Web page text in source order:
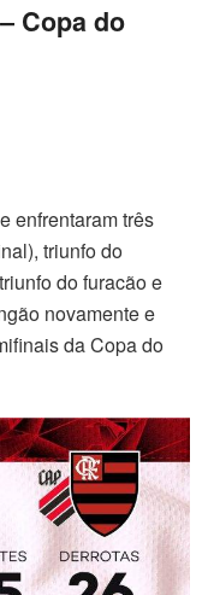
Copa do
enfrentaram três
triunfo do
do furacão e
novamente e
da Copa do